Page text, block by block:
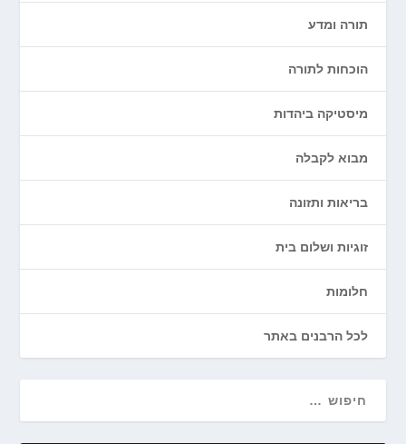
תורה ומדע
הוכחות לתורה
מיסטיקה ביהדות
מבוא לקבלה
בריאות ותזונה
זוגיות ושלום בית
חלומות
לכל הרבנים באתר